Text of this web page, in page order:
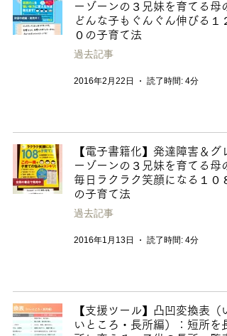
ーゾーンの３兄妹を育てる母の
どんな子もぐんぐん伸びる１２
０の子育て法
過去記事
2016年2月22日 読了時間: 4分
【電子書籍化】発達障害＆グレ
ーゾーンの３兄妹を育てる母の
毎日ラクラク笑顔になる１０８
の子育て法
過去記事
2016年1月13日 読了時間: 4分
【支援ツール】凸凹変換表（い
いところ・長所編）：短所を長